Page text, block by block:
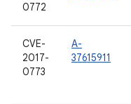
0772
CVE-
2017-
0773
A-
37615911